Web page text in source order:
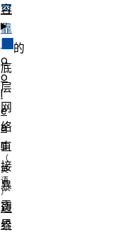
可
靠
的
底
层
网
络
直
接
暴
露
给
容
B
o
o
l
e
a
n
边
界